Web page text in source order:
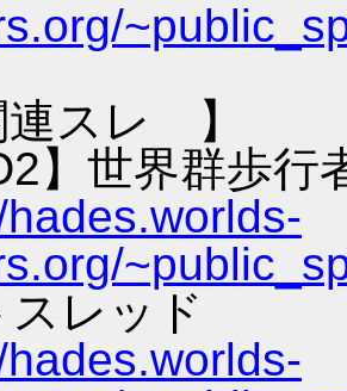
スレ 】
】世界群歩
レッド